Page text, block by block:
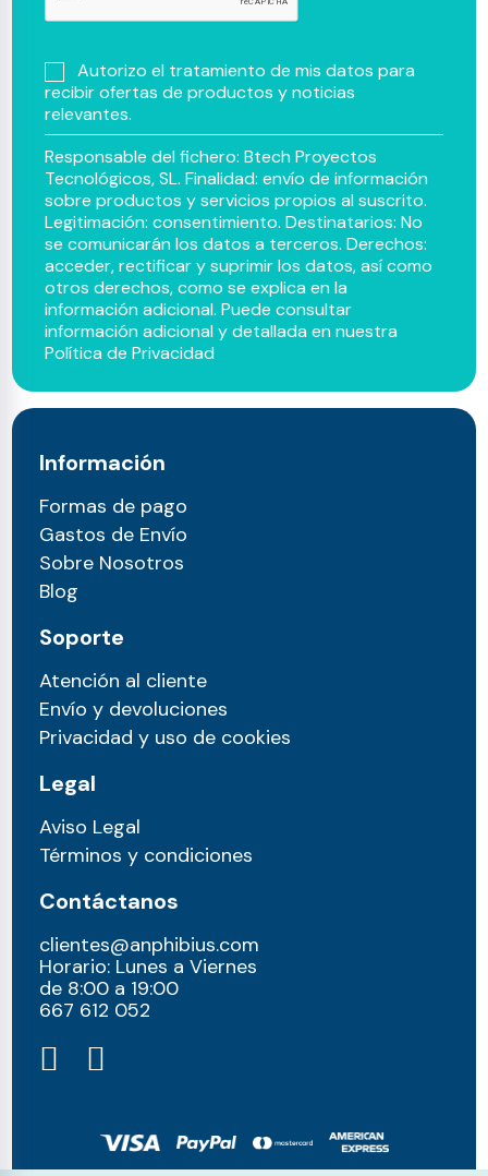
Autorizo el tratamiento de mis datos para
recibir ofertas de productos y noticias
relevantes.
Responsable del fichero: Btech Proyectos
Tecnológicos, SL. Finalidad: envío de información
sobre productos y servicios propios al suscrito.
Legitimación: consentimiento. Destinatarios: No
se comunicarán los datos a terceros. Derechos:
acceder, rectificar y suprimir los datos, así como
otros derechos, como se explica en la
información adicional. Puede consultar
información adicional y detallada en nuestra
Política de Privacidad
Información
Formas de pago
Gastos de Envío
Sobre Nosotros
Blog
Soporte
Atención al cliente
Envío y devoluciones
Privacidad y uso de cookies
Legal
Aviso Legal
Términos y condiciones
Contáctanos
clientes@anphibius.com
Horario: Lunes a Viernes
de 8:00 a 19:00
667 612 052​